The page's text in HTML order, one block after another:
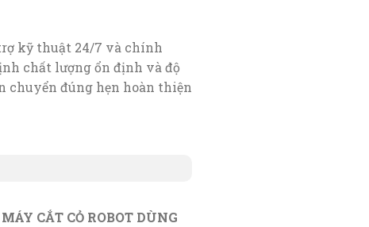
kỹ thuật 24/7 và chính
chất lượng ổn định và độ
chuyển đúng hẹn hoàn thiện
MÁY CẮT CỎ ROBOT DÙNG